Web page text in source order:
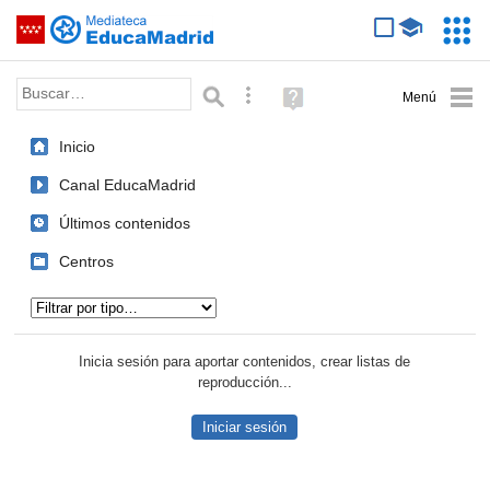
Saltar navegación
Palabra o frase: Búsqueda avanzada
Ayuda
(en
Inicio
Canal EducaMadrid
Últimos contenidos
Centros
Inicia sesión para aportar contenidos, crear listas de
reproducción...
Iniciar sesión